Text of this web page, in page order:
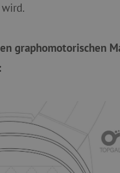
graphomotorischen